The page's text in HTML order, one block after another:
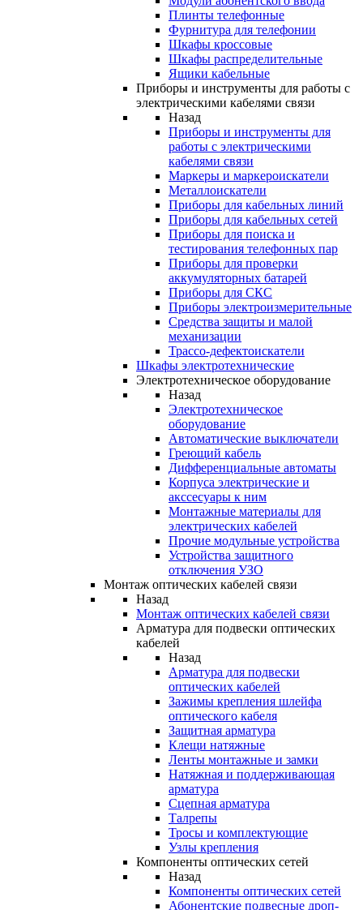
Плинты телефонные
Фурнитура для телефонии
Шкафы кроссовые
Шкафы распределительные
Ящики кабельные
Приборы и инструменты для работы с
электрическими кабелями связи
Назад
Приборы и инструменты для
работы с электрическими
кабелями связи
Маркеры и маркероискатели
Металлоискатели
Приборы для кабельных линий
Приборы для кабельных сетей
Приборы для поиска и
тестирования телефонных пар
Приборы для проверки
аккумуляторных батарей
Приборы для СКС
Приборы электроизмерительные
Средства защиты и малой
механизации
Трассо-дефектоискатели
Шкафы электротехнические
Электротехническое оборудование
Назад
Электротехническое
оборудование
Автоматические выключатели
Греющий кабель
Дифференциальные автоматы
Корпуса электрические и
акссесуары к ним
Монтажные материалы для
электрических кабелей
Прочие модульные устройства
Устройства защитного
отключения УЗО
Монтаж оптических кабелей связи
Назад
Монтаж оптических кабелей связи
Арматура для подвески оптических
кабелей
Назад
Арматура для подвески
оптических кабелей
Зажимы крепления шлейфа
оптического кабеля
Защитная арматура
Клещи натяжные
Ленты монтажные и замки
Натяжная и поддерживающая
арматура
Сцепная арматура
Талрепы
Тросы и комплектующие
Узлы крепления
Компоненты оптических сетей
Назад
Компоненты оптических сетей
Абонентские подвесные дроп-